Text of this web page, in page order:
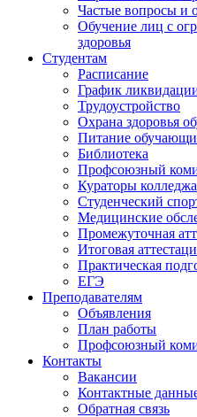
Частые вопросы и
Обучение лиц с
здоровья
Студентам
Расписание
График
Трудоустройство
Охрана здоровья
Питание
Библиотека
Профсоюзный
Кураторы колледжа
Студенческий
Медицинские
Промежуточная
Итоговая
Практическая
ЕГЭ
Преподавателям
Объявления
План работы
Профсоюзный
Контакты
Вакансии
Контактные
Обратная связь